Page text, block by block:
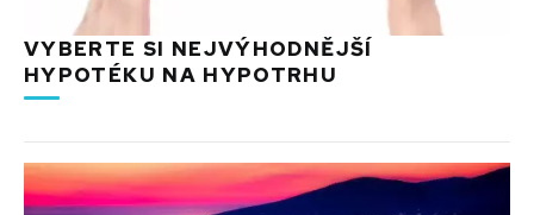
VYBERTE SI NEJVÝHODNĚJŠÍ
HYPOTÉKU NA HYPOTRHU